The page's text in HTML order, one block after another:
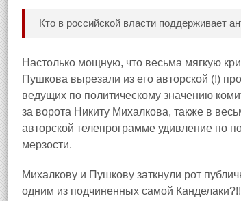
Кто в российской власти поддерживает
Настолько мощную, что весьма мягкую
Пушкова вырезали из его авторской (!)
ведущих по политическому значению
за ворота Никиту Михалкова, также в
авторской телепрограмме удивление по
мерзости.
Михалкову и Пушкову заткнули рот
одним из подчиненных самой